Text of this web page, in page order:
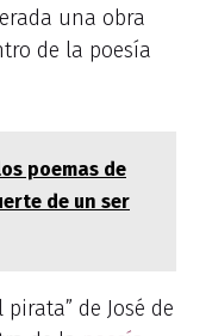
una obra
de la poesía
poemas de
de un ser
de José de